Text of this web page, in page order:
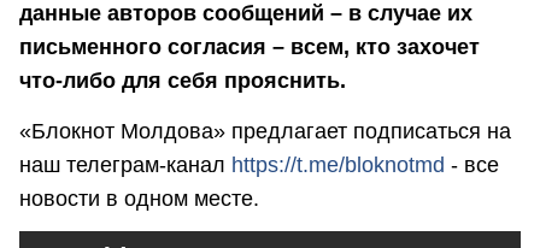
данные авторов сообщений – в случае их
письменного согласия – всем, кто захочет
что-либо для себя прояснить.
«Блокнот Молдова» предлагает подписаться на
наш телеграм-канал https://t.me/bloknotmd - все
новости в одном месте.